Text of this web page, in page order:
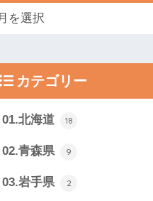
カテゴリー
01.北海道 18
02.青森県 9
03.岩手県 2